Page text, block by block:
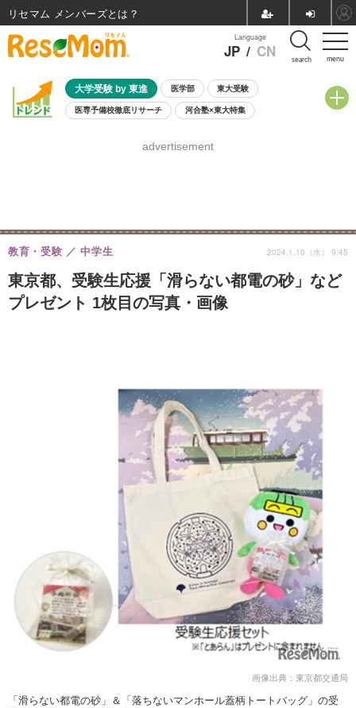
menu
Language
JP / CN search
大学受験 by 東進 医学部 東大受験
医専予備校徹底リサーチ 河合塾×東大特集
8月開催学校説明会・相談会
advertisement
東京都、受験生応援「滑らない都電の砂」など
プレゼント 1枚目の写真・画像
教育・受験 中学生 2024.1.10（水） 9:45
画像出典：東京都交通局
「滑らない都電の砂」＆「落ちないマンホール蓋柄トートバッグ」の受
リセマム メンバーズ